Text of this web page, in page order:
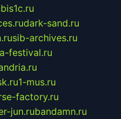
dark-sand.ru
sib-archives.ru
festival.ru
1-mus.ru
factory.ru
jun.rubandamn.ru